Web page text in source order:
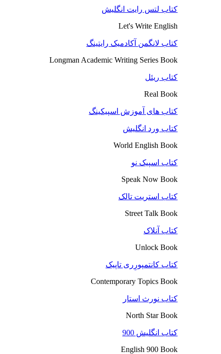
کتاب لتس رایت انگلیش
Let's Write English
کتاب لانگمن آکادمیک رایتینگ
Longman Academic Writing Series Book
کتاب ریئل
Real Book
کتاب های آموزش اسپیکینگ
کتاب ورد انگلیش
World English Book
کتاب اسپیک نو
Speak Now Book
کتاب استریت تالک
Street Talk Book
کتاب آنلاک
Unlock Book
کتاب کانتمپورِری تاپیک
Contemporary Topics Book
کتاب نورث استار
North Star Book
کتاب انگلیش 900
English 900 Book